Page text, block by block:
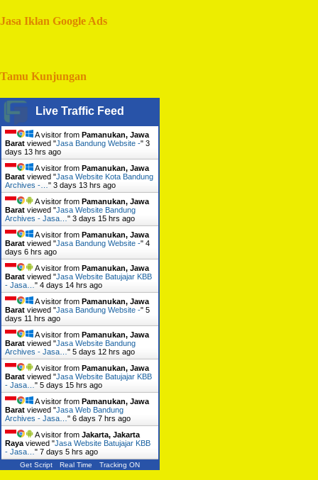
Jasa Iklan Google Ads
Tamu Kunjungan
Live Traffic Feed
A visitor from Pamanukan, Jawa
Barat viewed "Jasa Bandung Website -" 3
days 13 hrs ago
A visitor from Pamanukan, Jawa
Barat viewed "Jasa Website Kota Bandung
Archives -… " 3 days 13 hrs ago
A visitor from Pamanukan, Jawa
Barat viewed "Jasa Website Bandung
Archives - Jasa… " 3 days 15 hrs ago
A visitor from Pamanukan, Jawa
Barat viewed "Jasa Bandung Website -" 4
days 6 hrs ago
A visitor from Pamanukan, Jawa
Barat viewed "Jasa Website Batujajar KBB
- Jasa… " 4 days 14 hrs ago
A visitor from Pamanukan, Jawa
Barat viewed "Jasa Bandung Website -" 5
days 11 hrs ago
A visitor from Pamanukan, Jawa
Barat viewed "Jasa Website Bandung
Archives - Jasa… " 5 days 12 hrs ago
A visitor from Pamanukan, Jawa
Barat viewed "Jasa Website Batujajar KBB
- Jasa… " 5 days 15 hrs ago
A visitor from Pamanukan, Jawa
Barat viewed "Jasa Web Bandung
Archives - Jasa… " 6 days 7 hrs ago
A visitor from Jakarta, Jakarta
Raya viewed "Jasa Website Batujajar KBB
- Jasa… " 7 days 5 hrs ago
Get Script Real Time Tracking ON